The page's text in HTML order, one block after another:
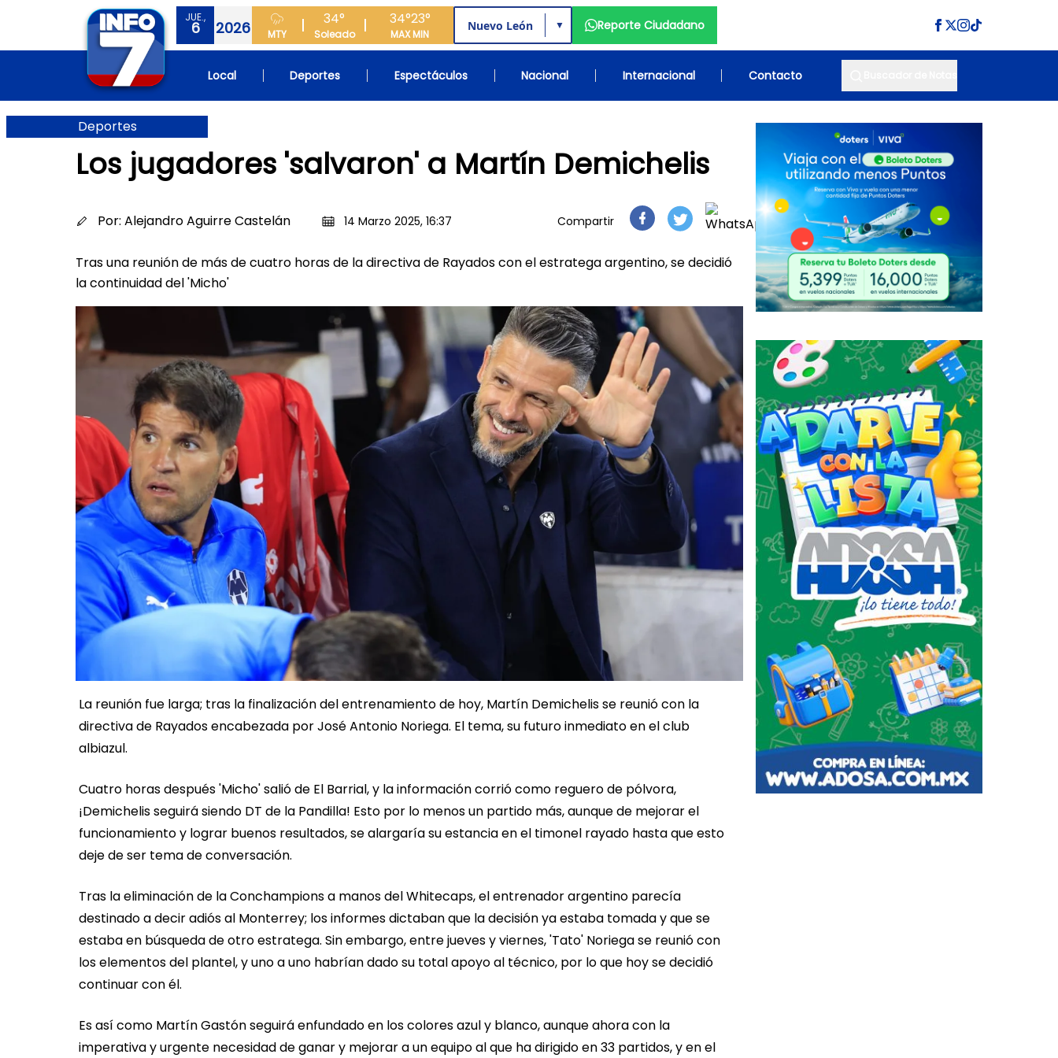
JUE.,
6 2026 MTY
34°
Soleado
34°
MAX
23°
MIN
▼ Reporte Ciudadano
Local Deportes Espectáculos Nacional Internacional Contacto
Deportes
Los jugadores 'salvaron' a Martín Demichelis
Por: Alejandro Aguirre Castelán 14 Marzo 2025, 16:37 Compartir
Tras una reunión de más de cuatro horas de la directiva de Rayados con el estratega argentino, se decidió
la continuidad del 'Micho'
La reunión fue larga; tras la finalización del entrenamiento de hoy, Martín Demichelis se reunió con la
directiva de Rayados encabezada por José Antonio Noriega. El tema, su futuro inmediato en el club
albiazul.
Cuatro horas después 'Micho' salió de El Barrial, y la información corrió como reguero de pólvora,
¡Demichelis seguirá siendo DT de la Pandilla! Esto por lo menos un partido más, aunque de mejorar el
funcionamiento y lograr buenos resultados, se alargaría su estancia en el timonel rayado hasta que esto
deje de ser tema de conversación.
Tras la eliminación de la Conchampions a manos del Whitecaps, el entrenador argentino parecía
destinado a decir adiós al Monterrey; los informes dictaban que la decisión ya estaba tomada y que se
estaba en búsqueda de otro estratega. Sin embargo, entre jueves y viernes, 'Tato' Noriega se reunió con
los elementos del plantel, y uno a uno habrían dado su total apoyo al técnico, por lo que hoy se decidió
continuar con él.
Es así como Martín Gastón seguirá enfundado en los colores azul y blanco, aunque ahora con la
imperativa y urgente necesidad de ganar y mejorar a un equipo al que ha dirigido en 33 partidos, y en el